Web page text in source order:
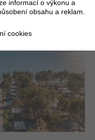
Aminess Camping Villas & Holiday Homes Avalona
informací o výkonu a
obsahu a reklam.
cookies